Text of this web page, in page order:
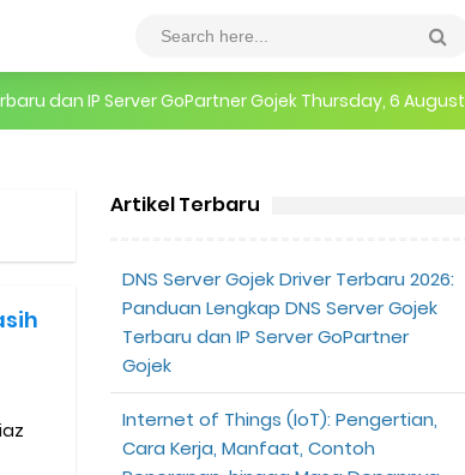
dan IP Server GoPartner Gojek
dan Hal yang Perlu Diketahui
Thursday, 6 August
Artikel Terbaru
DNS Server Gojek Driver Terbaru 2026:
Panduan Lengkap DNS Server Gojek
Terbaru dan IP Server GoPartner
Gojek
Internet of Things (IoT): Pengertian,
Cara Kerja, Manfaat, Contoh